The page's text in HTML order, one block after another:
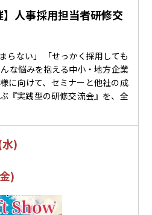
人事採用担当者研修交
らない」 「せっかく採用しても
な悩みを抱える中小・地方企業
に向けて、セミナーと他社の成
『実践型の研修交流会』を、全
)
)